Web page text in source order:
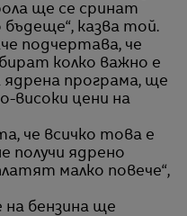
ще се сринат
бъдеще“, казва той.
подчертава, че
колко важно е
ядрена програма, ще
високи цени на
че всичко това е
получи ядрено
малко повече“,
на бензина ще